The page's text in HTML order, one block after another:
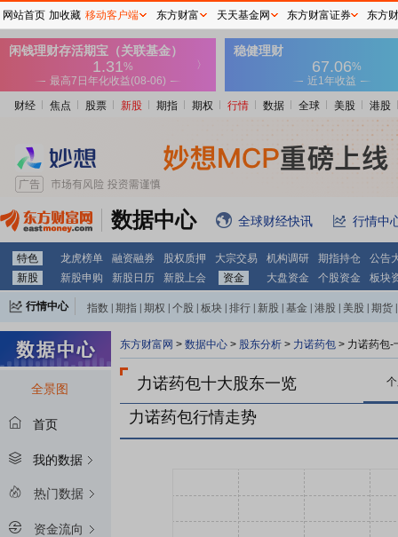
财经 焦点 股票 新股 期指 期权 行情 数据 全球 美股 港股
数据中心 全球财经快讯 行情中
特色 龙虎榜单 融资融券 股权质押 大宗交易 机构调研 期指持仓
公告
新股
新股申购 新股日历 新股上会 资金 大盘资金 个股资金 板块
行情中心 指数 期指 期权 个股 板块 排行 新股 基金 港股 美股 期货
全景图
首页
我的数据
热门数据
资金流向
东方财富网 > 数据中心 > 股东分析 > 力诺药包 > 力诺药包-
力诺药包十大股东一览
力诺药包行情走势
网站首页 加收藏 移动客户端 东方财富 天天基金网 东方财富证券 东方